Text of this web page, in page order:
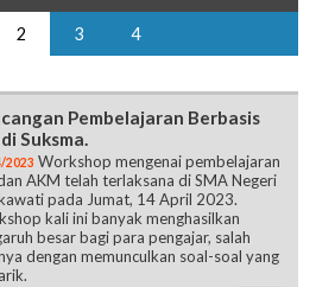
2 3 4
Pembelajaran Berbasis
Suksma.
2023 Workshop mengenai pembelajaran
AKM telah terlaksana di SMA Negeri
pada Jumat, 14 April 2023.
kali ini banyak menghasilkan
besar bagi para pengajar, salah
dengan memunculkan soal-soal yang